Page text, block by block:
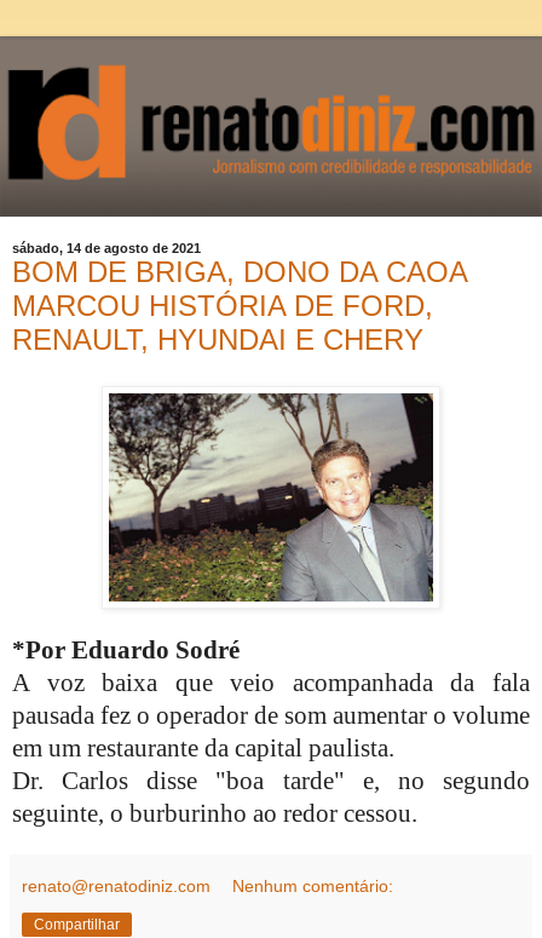
sábado, 14 de agosto de 2021
BOM DE BRIGA, DONO DA CAOA
MARCOU HISTÓRIA DE FORD,
RENAULT, HYUNDAI E CHERY
*Por Eduardo Sodré
A voz baixa que veio acompanhada da fala
pausada fez o operador de som aumentar o volume
em um restaurante da capital paulista.
Dr. Carlos disse "boa tarde" e, no segundo
seguinte, o burburinho ao redor cessou.
renato@renatodiniz.com Nenhum comentário:
Compartilhar